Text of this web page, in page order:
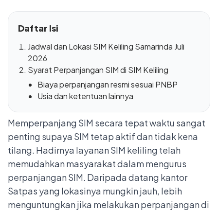
Daftar Isi
Jadwal dan Lokasi SIM Keliling Samarinda Juli
2026
Syarat Perpanjangan SIM di SIM Keliling
Biaya perpanjangan resmi sesuai PNBP
Usia dan ketentuan lainnya
Memperpanjang SIM secara tepat waktu sangat
penting supaya SIM tetap aktif dan tidak kena
tilang. Hadirnya layanan SIM keliling telah
memudahkan masyarakat dalam mengurus
perpanjangan SIM. Daripada datang kantor
Satpas yang lokasinya mungkin jauh, lebih
menguntungkan jika melakukan perpanjangan di